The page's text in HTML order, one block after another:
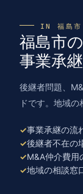
IN 福島市
福島市の
事業承
後継者問題、
ドです。地域の
事業承継の流
後継者不在の
M&A仲介費用
地域の相談窓